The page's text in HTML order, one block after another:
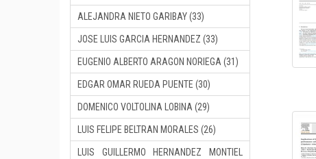
ALEJANDRA NIETO GARIBAY (33)
JOSE LUIS GARCIA HERNANDEZ (33)
EUGENIO ALBERTO ARAGON NORIEGA (31)
EDGAR OMAR RUEDA PUENTE (30)
DOMENICO VOLTOLINA LOBINA (29)
LUIS FELIPE BELTRAN MORALES (26)
LUIS GUILLERMO HERNANDEZ MONTIEL